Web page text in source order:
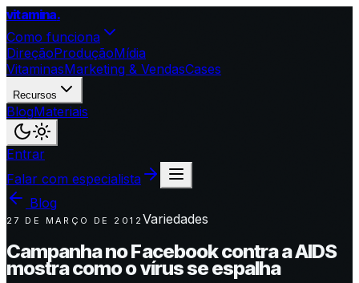
vitamina.
Como funciona
DireçãoProduçãoMídia
VitaminasMarketing & VendasCases
Recursos
BlogMateriais
Entrar
Falar com especialista
Blog
27 DE MARÇO DE 2012Variedades
Campanha no Facebook contra a AIDS
mostra como o vírus se espalha